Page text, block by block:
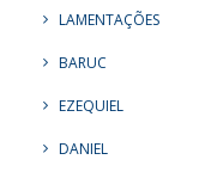
LAMENTAÇÕES
BARUC
EZEQUIEL
DANIEL